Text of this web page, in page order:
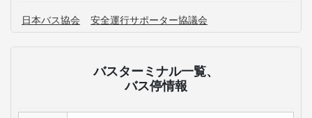
日本バス協会 安全運行サポーター協議会
バスターミナル一覧、
バス停情報